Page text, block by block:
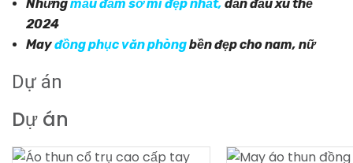
Nhữngmẫu đầm sơ mi đẹp nhất, dẫn đầu xu thế
2024
Mayđồng phục văn phòngbền đẹp cho nam, nữ
Dự án
Dự án